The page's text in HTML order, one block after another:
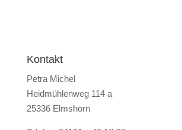
Kontakt
Petra Michel
Heidmühlenweg 114 a
25336 Elmshorn